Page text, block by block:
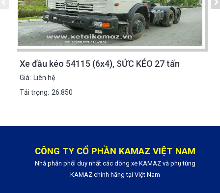
Xe đầu kéo 54115 (6x4), SỨC KÉO 27 tấn
Giá:
Liên hệ
Tải trọng: 26.850
CÔNG TY CỔ PHẦN KAMAZ VIỆT NAM
Nhà phân phối duy nhất các dòng xe KAMAZ và phụ tùng
KAMAZ chính hãng tại Việt Nam